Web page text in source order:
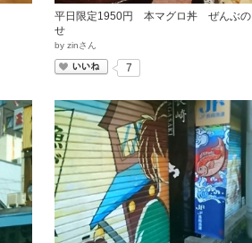
平日限定1950円 本マグロ丼 ぜんぶの
せ
by zinさん
いいね
7